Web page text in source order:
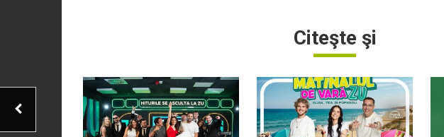
Citeşte şi